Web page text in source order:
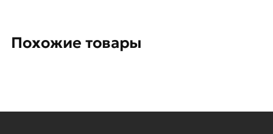
Похожие товары